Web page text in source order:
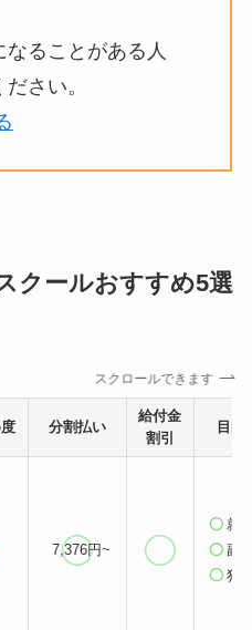
ることがある人
さい。
クールおすすめ5選
スクロールできます
分割払い
給付金
割引
目的
7,376円~
就
副
独